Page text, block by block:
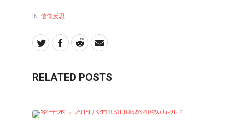
IN: 信仰反思
RELATED POSTS